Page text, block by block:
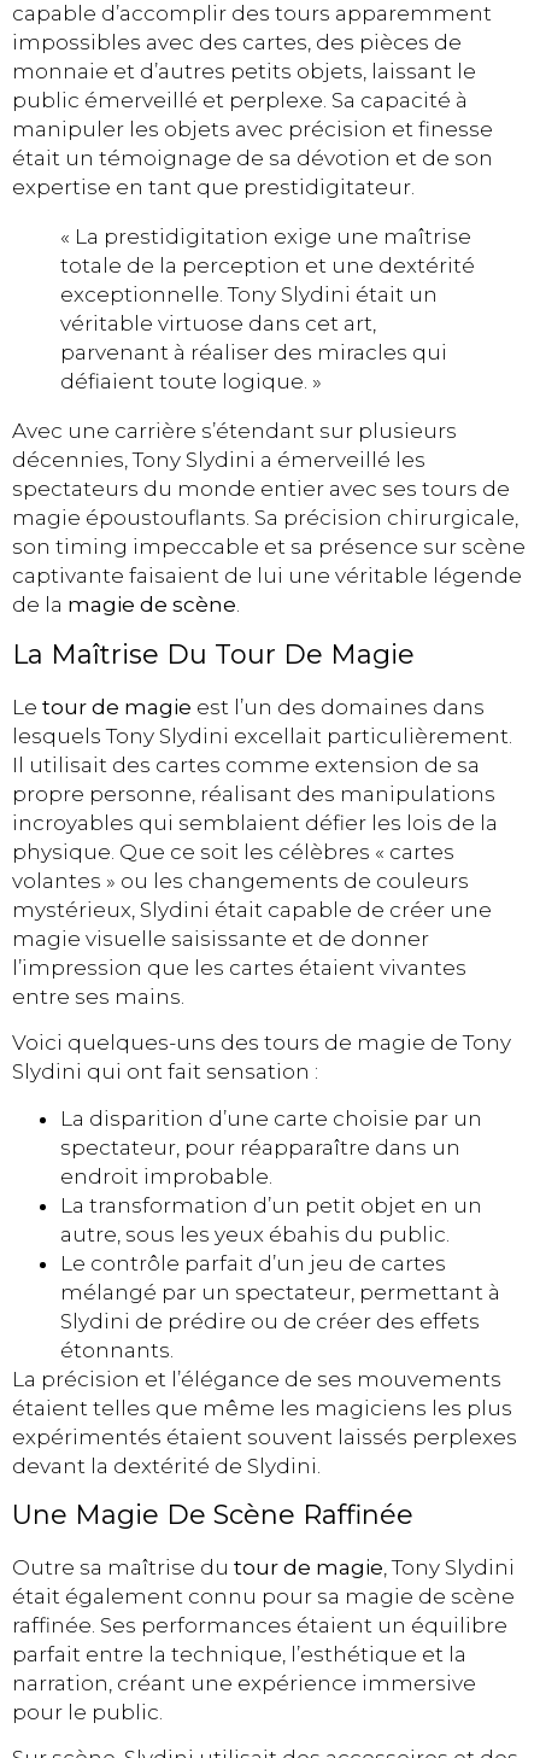
capable d’accomplir des tours apparemment
impossibles avec des cartes, des pièces de
monnaie et d’autres petits objets, laissant le
public émerveillé et perplexe. Sa capacité à
manipuler les objets avec précision et finesse
était un témoignage de sa dévotion et de son
expertise en tant que prestidigitateur.
« La prestidigitation exige une maîtrise
totale de la perception et une dextérité
exceptionnelle. Tony Slydini était un
véritable virtuose dans cet art,
parvenant à réaliser des miracles qui
défiaient toute logique. »
Avec une carrière s’étendant sur plusieurs
décennies, Tony Slydini a émerveillé les
spectateurs du monde entier avec ses tours de
magie époustouflants. Sa précision chirurgicale,
son timing impeccable et sa présence sur scène
captivante faisaient de lui une véritable légende
de la magie de scène.
La Maîtrise Du Tour De Magie
Le tour de magie est l’un des domaines dans
lesquels Tony Slydini excellait particulièrement.
Il utilisait des cartes comme extension de sa
propre personne, réalisant des manipulations
incroyables qui semblaient défier les lois de la
physique. Que ce soit les célèbres « cartes
volantes » ou les changements de couleurs
mystérieux, Slydini était capable de créer une
magie visuelle saisissante et de donner
l’impression que les cartes étaient vivantes
entre ses mains.
Voici quelques-uns des tours de magie de Tony
Slydini qui ont fait sensation :
La disparition d’une carte choisie par un
spectateur, pour réapparaître dans un
endroit improbable.
La transformation d’un petit objet en un
autre, sous les yeux ébahis du public.
Le contrôle parfait d’un jeu de cartes
mélangé par un spectateur, permettant à
Slydini de prédire ou de créer des effets
étonnants.
La précision et l’élégance de ses mouvements
étaient telles que même les magiciens les plus
expérimentés étaient souvent laissés perplexes
devant la dextérité de Slydini.
Une Magie De Scène Raffinée
Outre sa maîtrise du tour de magie , Tony Slydini
était également connu pour sa magie de scène
raffinée. Ses performances étaient un équilibre
parfait entre la technique, l’esthétique et la
narration, créant une expérience immersive
pour le public.